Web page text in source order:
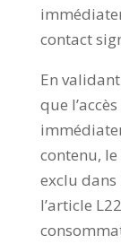
contact
En
que
contenu,
exclu
l’article